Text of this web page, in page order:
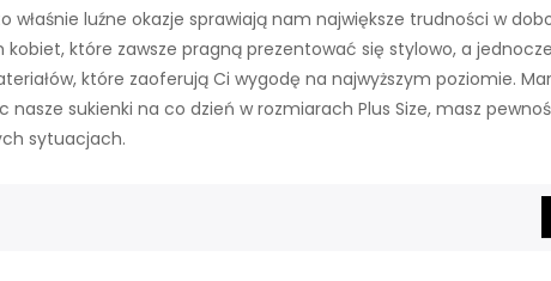
właśnie luźne okazje sprawiają nam największe trudności w
kobiet, które zawsze pragną prezentować się stylowo, a
które zaoferują Ci wygodę na najwyższym poziomie.
nasze sukienki na co dzień w rozmiarach Plus Size, masz
sytuacjach.